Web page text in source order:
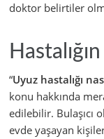
doktor belirtiler
“Uyuz hastalığı
konu hakkında
edilebilir. Bulaşıcı
evde yaşayan